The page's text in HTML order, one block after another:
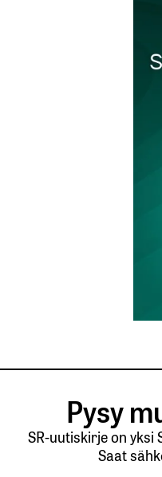
Kuvaajat näyttävät
Nimesi tai nimimerkkisi
Pysy
SR-uutiskirje on
Saat